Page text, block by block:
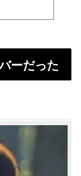
ーだった